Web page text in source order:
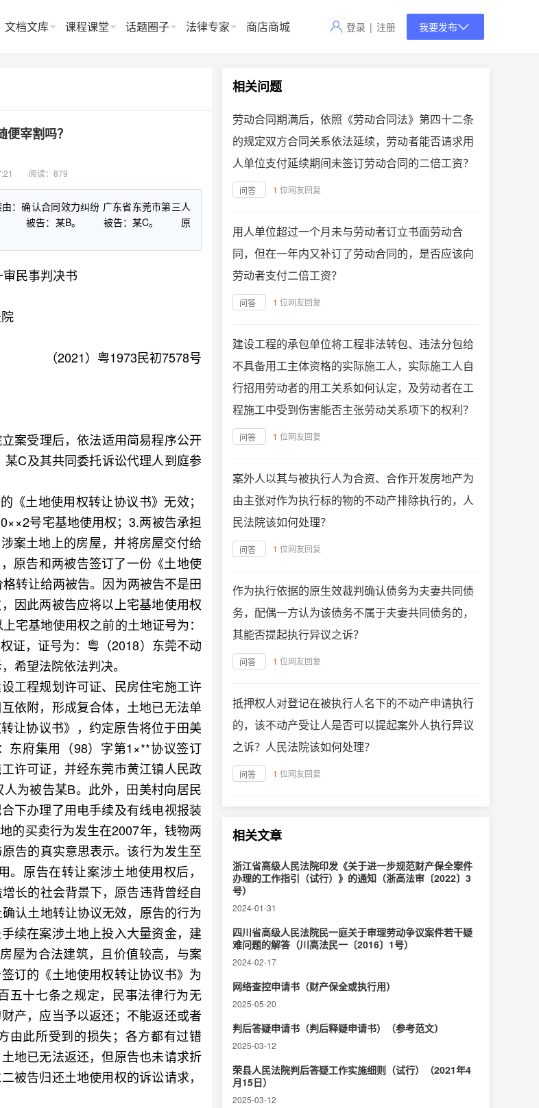
文档文库 课程课堂 话题圈子 法律专家 商店商城 登录 | 注册 我要发布
宰割吗？
阅读：879
确认合同效力纠纷 广东省东莞市第三人
A。 被告：某B。 被告：某C。 原
民事判决书
（2021）粤1973民初7578号
案受理后，依法适用简易程序公开
C及其共同委托诉讼代理人到庭参
土地使用权转让协议书》无效；
号宅基地使用权；3.两被告承担
案土地上的房屋，并将房屋交付给
原告和两被告签订了一份《土地使
转让给两被告。因为两被告不是田
因此两被告应将以上宅基地使用权
宅基地使用权之前的土地证号为：
证，证号为：粤（2018）东莞不动
希望法院依法判决。
工程规划许可证、民房住宅施工许
依附，形成复合体，土地已无法单
让协议书》，约定原告将位于田美
东府集用（98）字第1×**协议签订
许可证，并经东莞市黄江镇人民政
为被告某B。此外，田美村向居民
下办理了用电手续及有线电视报装
的买卖行为发生在2007年，钱物两
告的真实意思表示。该行为发生至
原告在转让案涉土地使用权后，
长的社会背景下，原告违背曾经自
认土地转让协议无效，原告的行为
续在案涉土地上投入大量资金，建
屋为合法建筑，且价值较高，与案
订的《土地使用权转让协议书》为
五十七条之规定，民事法律行为无
产，应当予以返还；不能返还或者
由此所受到的损失；各方都有过错
地已无法返还，但原告也未请求折
被告归还土地使用权的诉讼请求，
相关问题
劳动合同期满后，依照《劳动合同法》第四十二条
的规定双方合同关系依法延续，劳动者能否请求用
人单位支付延续期间未签订劳动合同的二倍工资？
问答 1 位网友回复
用人单位超过一个月未与劳动者订立书面劳动合
同，但在一年内又补订了劳动合同的，是否应该向
劳动者支付二倍工资？
问答 1 位网友回复
建设工程的承包单位将工程非法转包、违法分包给
不具备用工主体资格的实际施工人，实际施工人自
行招用劳动者的用工关系如何认定，及劳动者在工
程施工中受到伤害能否主张劳动关系项下的权利？
问答 1 位网友回复
案外人以其与被执行人为合资、合作开发房地产为
由主张对作为执行标的物的不动产排除执行的，人
民法院该如何处理？
问答 1 位网友回复
作为执行依据的原生效裁判确认债务为夫妻共同债
务，配偶一方认为该债务不属于夫妻共同债务的，
其能否提起执行异议之诉？
问答 1 位网友回复
抵押权人对登记在被执行人名下的不动产申请执行
的，该不动产受让人是否可以提起案外人执行异议
之诉？人民法院该如何处理？
问答 1 位网友回复
相关文章
浙江省高级人民法院印发《关于进一步规范财产保全案件
办理的工作指引（试行）》的通知（浙高法审〔2022〕3
号）
2024-01-31
四川省高级人民法院民一庭关于审理劳动争议案件若干疑
难问题的解答（川高法民一〔2016〕1号）
2024-02-17
网络查控申请书（财产保全或执行用）
2025-05-20
判后答疑申请书（判后释疑申请书）（参考范文）
2025-03-12
荣县人民法院判后答疑工作实施细则（试行）（2021年4
月15日）
2025-03-12